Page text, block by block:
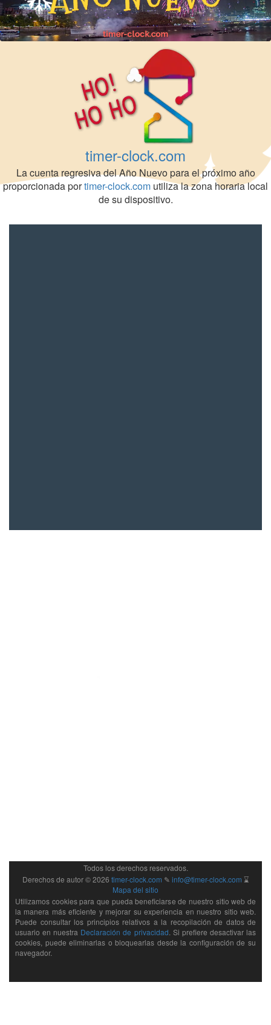
timer-clock.com
La cuenta regresiva del Año Nuevo para el próximo año
proporcionada portimer-clock.com utiliza la zona horaria local
de su dispositivo.
Todos los derechos reservados.
Derechos de autor ©2026 timer-clock.com ✎ info@timer-clock.com ⌛
Mapa del sitio
Utilizamos cookies para que pueda beneficiarse de nuestro sitio web de
la manera más eficiente y mejorar su experiencia en nuestro sitio web.
Puede consultar los principios relativos a la recopilación de datos de
usuario en nuestra Declaración de privacidad. Si prefiere desactivar las
cookies, puede eliminarlas o bloquearlas desde la configuración de su
navegador.